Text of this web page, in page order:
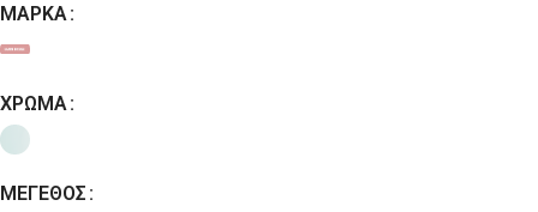
ΜΆΡΚΑ
ΧΡΏΜΑ
ΜΈΓΕΘΟΣ
Alternative: